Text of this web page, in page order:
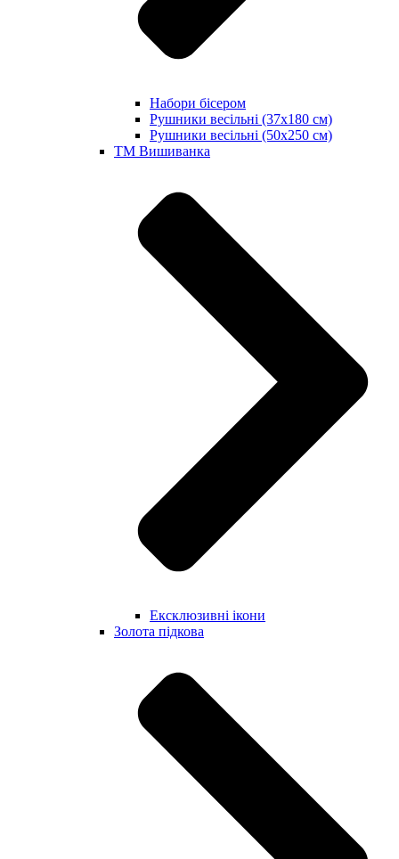
Набори бісером
Рушники весільні (37х180 см)
Рушники весільні (50х250 см)
ТМ Вишиванка
Ексклюзивні ікони
Золота підкова